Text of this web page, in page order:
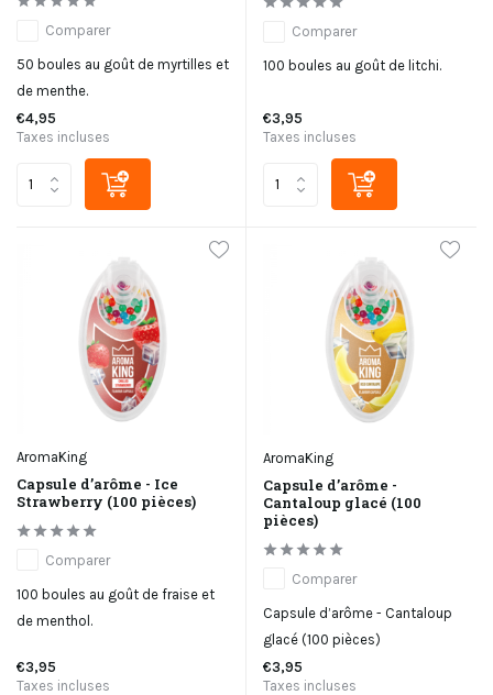
Comparer
50 boules au goût de myrtilles et
de menthe.
€4,95
Taxes incluses
Comparer
100 boules au goût de litchi.
€3,95
Taxes incluses
AromaKing
Capsule d’arôme - Ice
Strawberry (100 pièces)
Comparer
100 boules au goût de fraise et
de menthol.
€3,95
Taxes incluses
AromaKing
Capsule d’arôme -
Cantaloup glacé (100
pièces)
Comparer
Capsule d’arôme - Cantaloup
glacé (100 pièces)
€3,95
Taxes incluses